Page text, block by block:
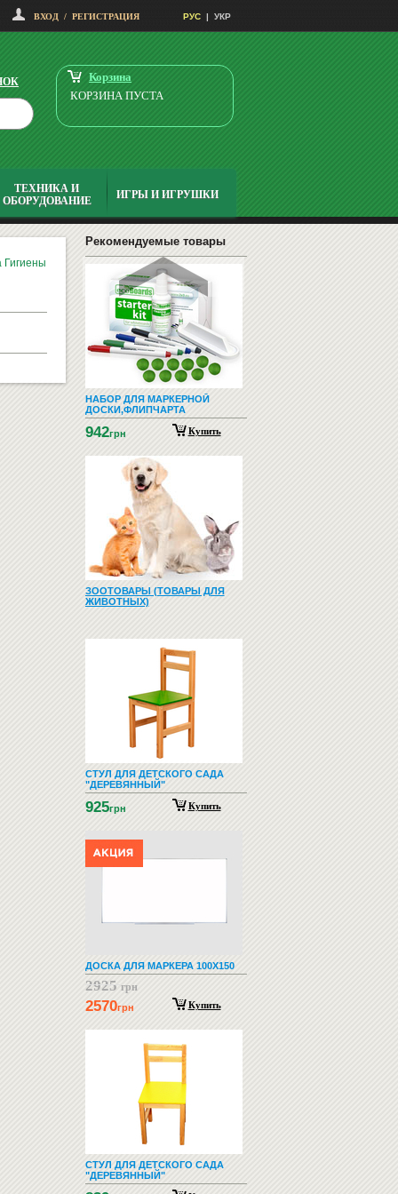
ВХОД / РЕГИСТРАЦИЯ РУС | УКР
Корзина
КОРЗИНА ПУСТА
ТЕХНИКА И
ОБОРУДОВАНИЕ
ИГРЫ И ИГРУШКИ
Гигиены
Рекомендуемые товары
ФЛИПЧАРТЫ
НАГЛЯДНО-ДИДАКТИЧЕСКИЙ
МАТЕРИАЛ С УКРАИНСКОГО Я...
1490грн Купить
НАБОР ДЛЯ МАРКЕРНОЙ
ДОСКИ,ФЛИПЧАРТА
942грн Купить
ЗООТОВАРЫ (ТОВАРЫ ДЛЯ
ЖИВОТНЫХ)
СТУЛ ДЛЯ ДЕТСКОГО САДА
"ДЕРЕВЯННЫЙ"
925грн Купить
ДОСКА ДЛЯ МАРКЕРА 100Х150
2925 грн
2570грн Купить
СТУЛ ДЛЯ ДЕТСКОГО САДА
"ДЕРЕВЯННЫЙ"